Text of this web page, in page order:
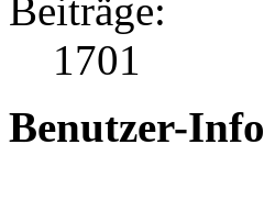
Beiträge:
1701
Benutzer-Info